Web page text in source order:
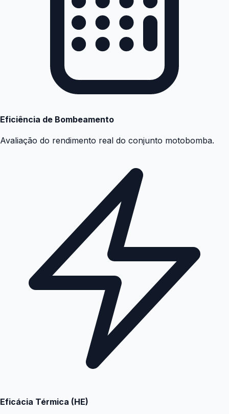
Eficiência de Bombeamento
Avaliação do rendimento real do conjunto motobomba.
Eficácia Térmica (HE)